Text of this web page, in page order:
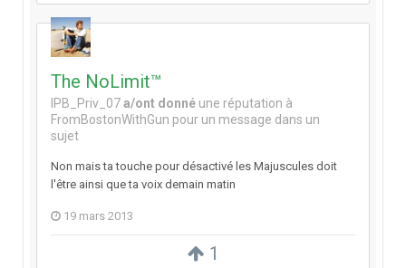
1
The NoLimit™
IPB_Priv_07a/ont donné une réputation à
FromBostonWithGun pour un message dans un
sujet
Non mais ta touche pour désactivé les Majuscules doit
l'être ainsi que ta voix demain matin
19 mars 2013